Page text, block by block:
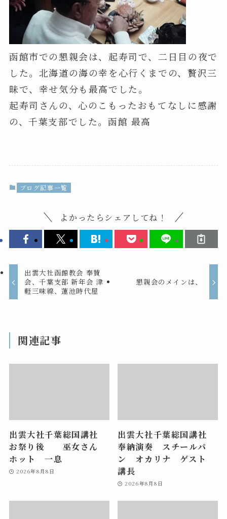
函館市での懇親会は、起寿司で、二日目の夜で
した。北海道の海の幸を心行くまでの、贅沢三
昧で、幸せ気分も最高でした。
起寿司さんの、心のこもったおもてなしに感謝
の、千葉支部でした。函館 最高
ブログ記事一覧
よかったらシェアしてね！
出雲大社函館教会 奉賛
会、千葉支部 新年会 津
軽三味線、蓮池時代屋
懇親会のメインは、
関連記事
出雲大社千葉総国講社
お祭り後 巫女さん
ホット 一息
2026年8月8日
出雲大社千葉総国講社
奉納演奏 スチールパ
ン オカリナ ゲスト
講長
2026年8月8日